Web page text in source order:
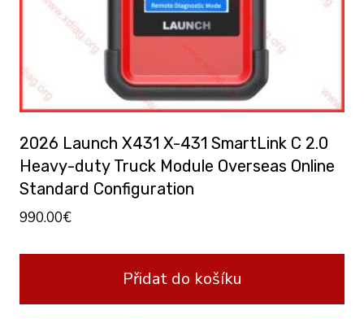
2026 Launch X431 X-431 SmartLink C 2.0
Heavy-duty Truck Module Overseas Online
Standard Configuration
990.00€
Přidat do košíku